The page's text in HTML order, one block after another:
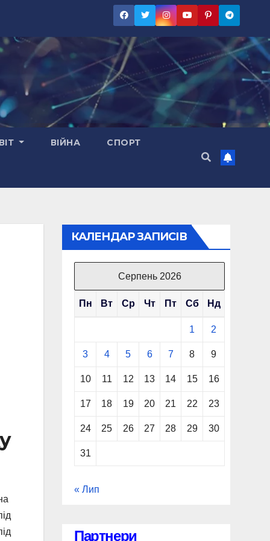
ВІЙНА СПОРТ
КАЛЕНДАР ЗАПИСІВ
Серпень 2026
Пн Вт Ср Чт Пт Сб Нд
1 2
3 4 5 6 7 8 9
10 11 12 13 14 15 16
17 18 19 20 21 22 23
24 25 26 27 28 29 30
31
« Лип
Партнери